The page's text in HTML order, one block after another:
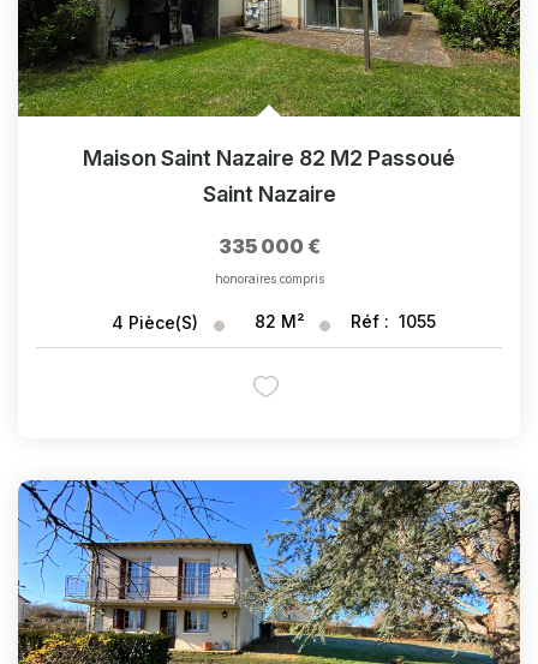
Maison Saint Nazaire 82 M2 Passoué
Saint Nazaire
335 000 €
honoraires compris
4 Pièce(s) 82 M² Réf : 1055